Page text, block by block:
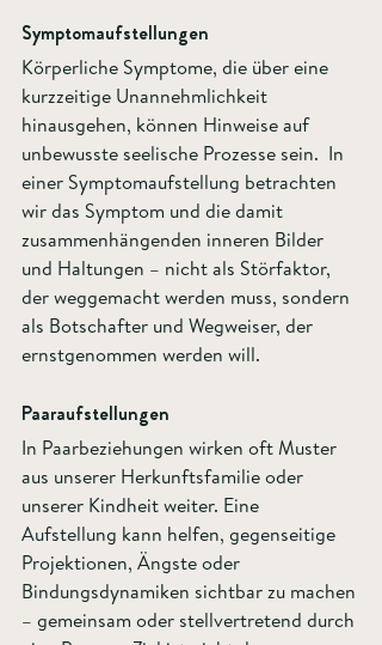
Symptomaufstellungen
Körperliche Symptome, die über eine
kurzzeitige Unannehmlichkeit
hinausgehen, können Hinweise auf
unbewusste seelische Prozesse sein.  In
einer Symptomaufstellung betrachten
wir das Symptom und die damit
zusammenhängenden inneren Bilder
und Haltungen – nicht als Störfaktor,
der weggemacht werden muss, sondern
als Botschafter und Wegweiser, der
ernstgenommen werden will.
Paaraufstellungen
In Paarbeziehungen wirken oft Muster
aus unserer Herkunftsfamilie oder
unserer Kindheit weiter. Eine
Aufstellung kann helfen, gegenseitige
Projektionen, Ängste oder
Bindungsdynamiken sichtbar zu machen
– gemeinsam oder stellvertretend durch